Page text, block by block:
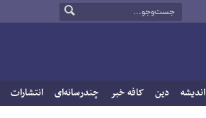
اندیشه دین کافه خبر چندرسانه‌ای انتشارات